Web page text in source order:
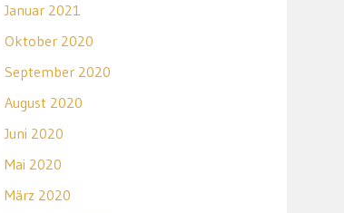
Januar 2021
Oktober 2020
September 2020
August 2020
Juni 2020
Mai 2020
März 2020